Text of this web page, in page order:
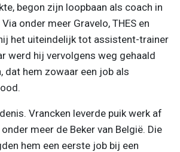
begon zijn loopbaan als coach in
onder meer Gravelo, THES en
het uiteindelijk tot assistent-trainer
werd hij vervolgens weg gehaald
dat hem zowaar een job als
Vrancken leverde puik werk af
meer de Beker van België. Die
hem een eerste job bij een